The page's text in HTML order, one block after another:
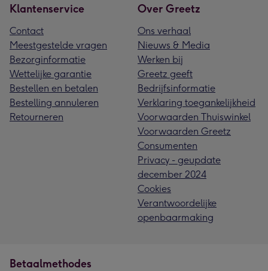
Klantenservice
Contact
Meestgestelde vragen
Bezorginformatie
Wettelijke garantie
Bestellen en betalen
Bestelling annuleren
Retourneren
Over Greetz
Ons verhaal
Nieuws & Media
Werken bij
Greetz geeft
Bedrijfsinformatie
Verklaring toegankelijkheid
Voorwaarden Thuiswinkel
Voorwaarden Greetz
Consumenten
Privacy - geupdate
december 2024
Cookies
Verantwoordelijke
openbaarmaking
Betaalmethodes